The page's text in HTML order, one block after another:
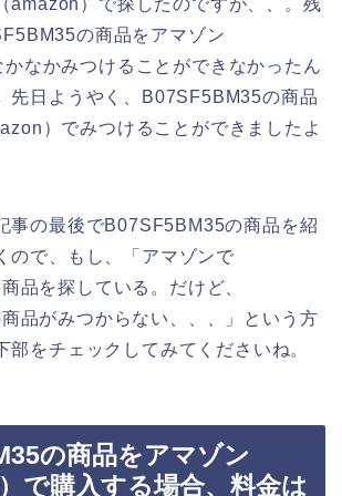
の商品をアマゾン
かなかみつけることができなかったん
先日ようやく、B07SF5BM35の商品
）でみつけることができましたよ
事の最後でB07SF5BM35の商品を紹
ので、もし、「アマゾンで
品を探している。だけど、
品がみつからない、、、」という方
部をチェックしてみてくださいね。
の商品をアマゾン
で購入する場合、料金は